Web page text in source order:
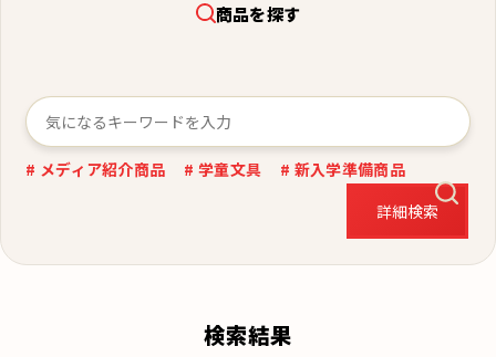
商品を探す
詳細検索
# メディア紹介商品 # 学童文具 # 新入学準備商品
検索結果